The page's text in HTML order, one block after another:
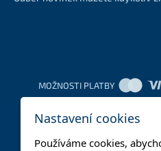
MOŽNOSTI PLATBY
Nastavení cookies
Používáme cookies,